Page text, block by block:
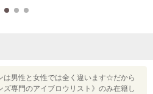
は男性と女性では全く違います☆だから
ズ専門のアイブロウリスト》のみ在籍し